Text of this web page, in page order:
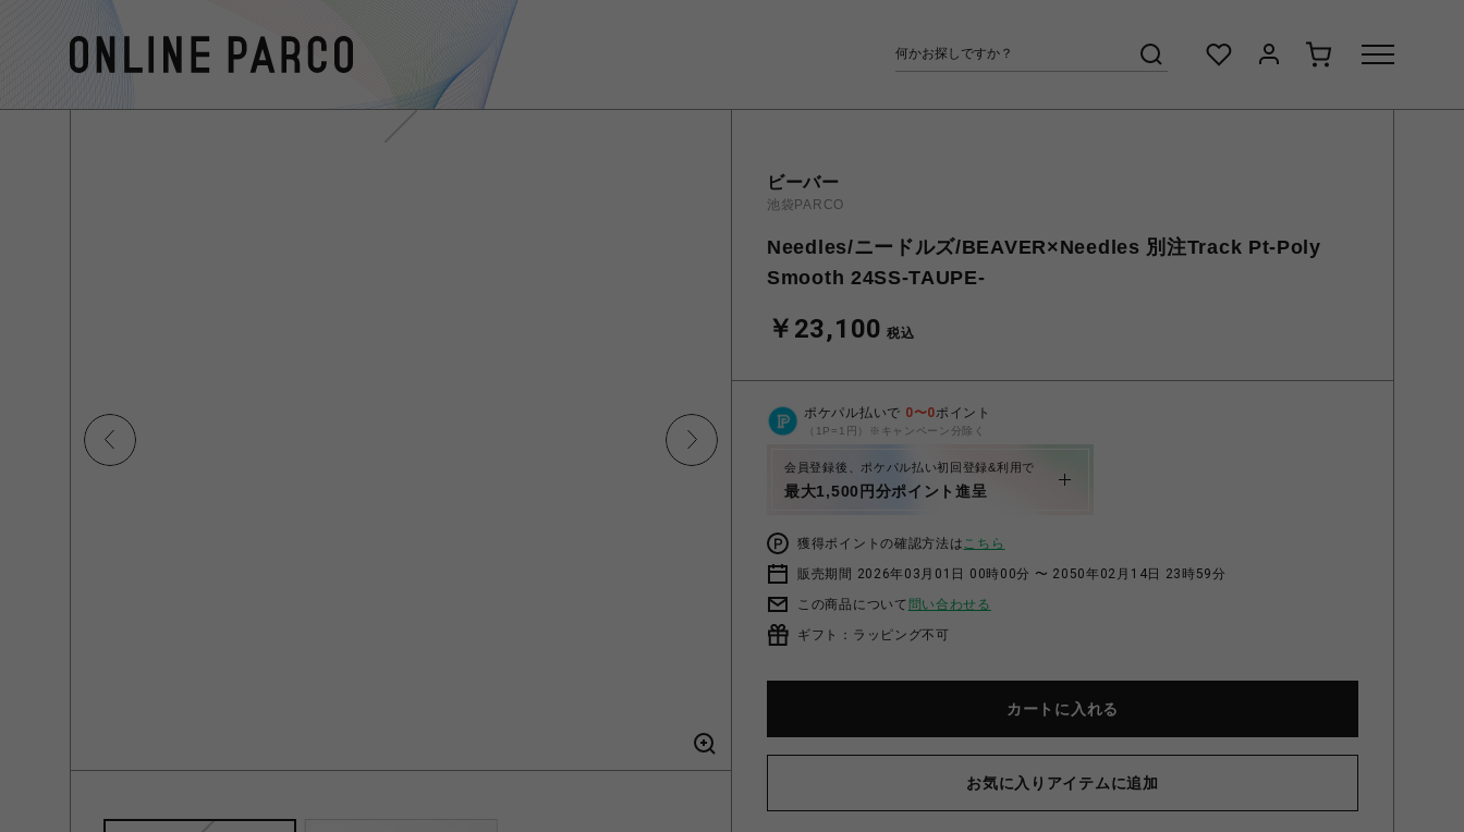
ビーバー
池袋PARCO
Needles/ニードルズ/BEAVER×Needles 別注Track Pt-Poly
Smooth 24SS-TAUPE-
￥23,100 税込
ポケパル払いで 0〜0ポイント
（1P=1円）※キャンペーン分除く
会員登録後、ポケパル払い初回登録&利用で
最大1,500円分ポイント進呈
獲得ポイントの確認方法はこちら
販売期間 2026年03月01日 00時00分 〜 2050年02月14日 23時59分
この商品について 問い合わせる
ギフト：ラッピング不可
カートに入れる
お気に入りアイテムに追加